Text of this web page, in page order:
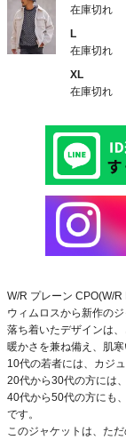
在庫切れ
L
在庫切れ
XL
在庫切れ
W/R プレーン CPO(W/
ウィムロスから新作のジ
落ち着いたデザインは
暖かさを兼ね備え、肌
10代の若者には、カジ
20代から30代の方には
40代から50代の方にも
です。
このジャケットは、た